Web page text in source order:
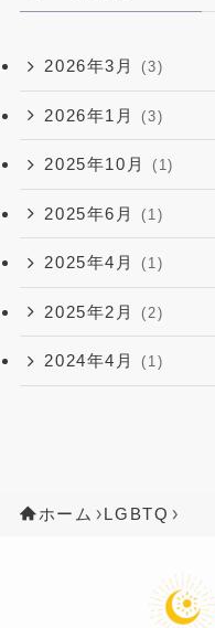
2026年3月 (3)
2026年1月 (3)
2025年10月 (1)
2025年6月 (1)
2025年4月 (1)
2025年2月 (2)
2024年4月 (1)
ホーム LGBTQ